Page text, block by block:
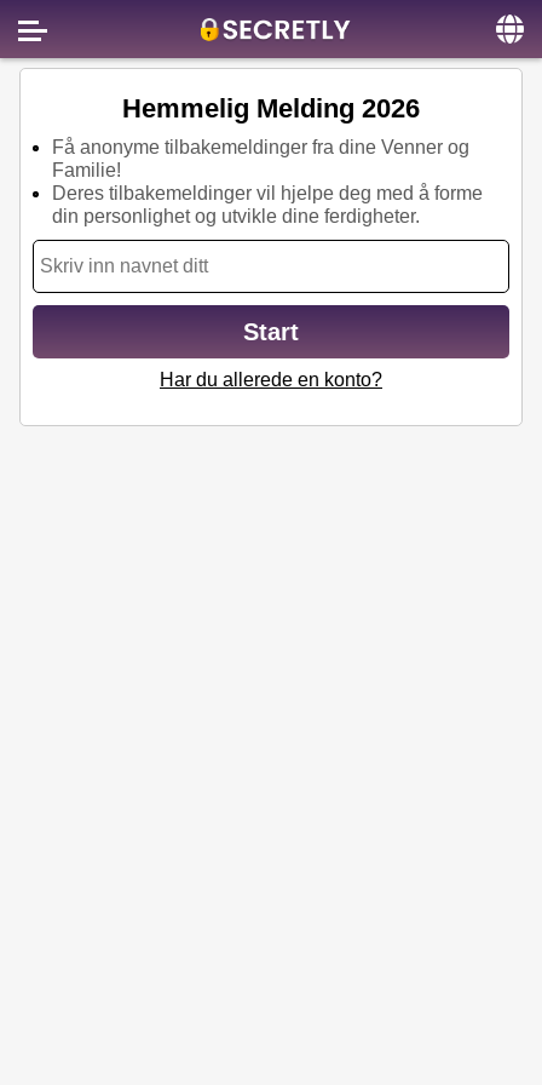
Contact us
Social
FAQ
Terms & Conditions
Hemmelig Melding 2026
Få anonyme tilbakemeldinger fra dine Venner og
Familie!
Deres tilbakemeldinger vil hjelpe deg med å forme
din personlighet og utvikle dine ferdigheter.
Start
Har du allerede en konto?